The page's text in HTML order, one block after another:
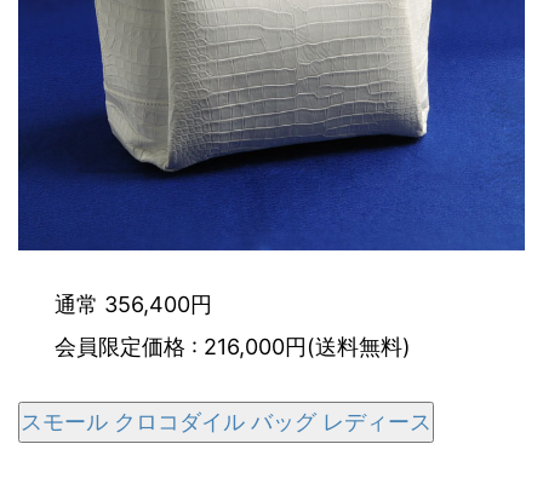
通常 356,400円
会員限定価格 : 216,000円(送料無料)
スモール クロコダイル バッグ レディース